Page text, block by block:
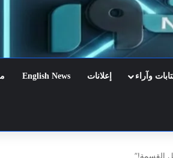
وآراء إعلانات English News
القسمة!”